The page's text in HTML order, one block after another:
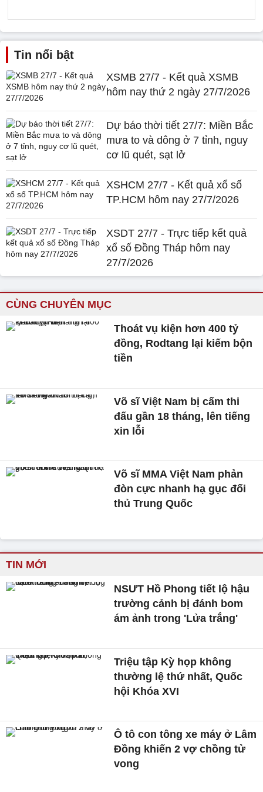
Tin nổi bật
XSMB 27/7 - Kết quả XSMB
hôm nay thứ 2 ngày 27/7/2026
Dự báo thời tiết 27/7: Miền Bắc
mưa to và dông ở 7 tỉnh, nguy
cơ lũ quét, sạt lở
XSHCM 27/7 - Kết quả xổ số
TP.HCM hôm nay 27/7/2026
XSDT 27/7 - Trực tiếp kết quả
xổ số Đồng Tháp hôm nay
27/7/2026
CÙNG CHUYÊN MỤC
Thoát vụ kiện hơn 400 tỷ
đồng, Rodtang lại kiếm bộn
tiền
Võ sĩ Việt Nam bị cấm thi
đấu gần 18 tháng, lên tiếng
xin lỗi
Võ sĩ MMA Việt Nam phản
đòn cực nhanh hạ gục đối
thủ Trung Quốc
TIN MỚI
NSƯT Hồ Phong tiết lộ hậu
trường cảnh bị đánh bom
ám ảnh trong 'Lửa trắng'
Triệu tập Kỳ họp không
thường lệ thứ nhất, Quốc
hội Khóa XVI
Ô tô con tông xe máy ở Lâm
Đồng khiến 2 vợ chồng tử
vong